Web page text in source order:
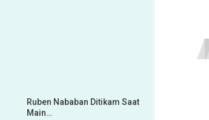
Ruben Nababan Ditikam Saat
Main…